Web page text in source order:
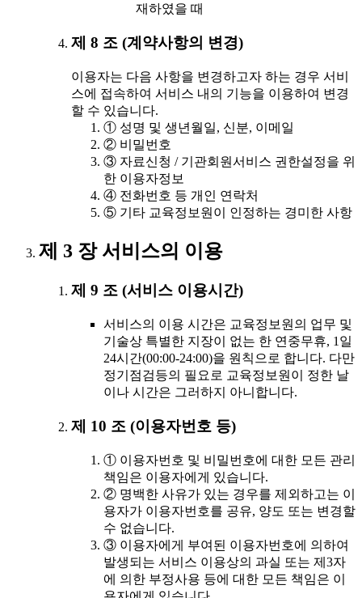
재하였을 때
제 8 조 (계약사항의 변경)
이용자는 다음 사항을 변경하고자 하는 경우 서비
스에 접속하여 서비스 내의 기능을 이용하여 변경
할 수 있습니다.
① 성명 및 생년월일, 신분, 이메일
② 비밀번호
③ 자료신청 / 기관회원서비스 권한설정을 위
한 이용자정보
④ 전화번호 등 개인 연락처
⑤ 기타 교육정보원이 인정하는 경미한 사항
제 3 장 서비스의 이용
제 9 조 (서비스 이용시간)
서비스의 이용 시간은 교육정보원의 업무 및
기술상 특별한 지장이 없는 한 연중무휴, 1일
24시간(00:00-24:00)을 원칙으로 합니다. 다만
정기점검등의 필요로 교육정보원이 정한 날
이나 시간은 그러하지 아니합니다.
제 10 조 (이용자번호 등)
① 이용자번호 및 비밀번호에 대한 모든 관리
책임은 이용자에게 있습니다.
② 명백한 사유가 있는 경우를 제외하고는 이
용자가 이용자번호를 공유, 양도 또는 변경할
수 없습니다.
③ 이용자에게 부여된 이용자번호에 의하여
발생되는 서비스 이용상의 과실 또는 제3자
에 의한 부정사용 등에 대한 모든 책임은 이